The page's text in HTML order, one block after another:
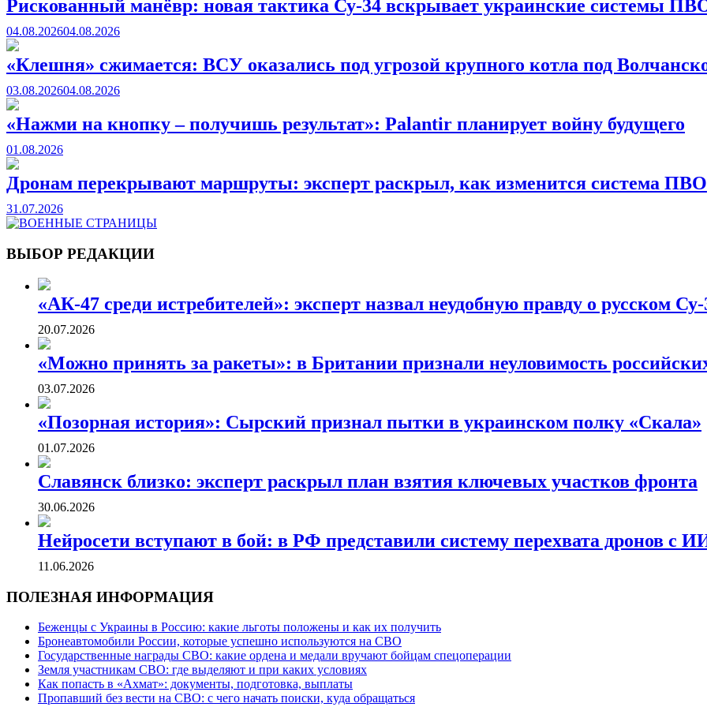
Рискованный манёвр: новая тактика Су-34 вскрывает украинские системы
04.08.202604.08.2026
«Клешня» сжимается: ВСУ оказались под угрозой крупного котла под
03.08.202604.08.2026
«Нажми на кнопку – получишь результат»: Palantir планирует войну будущего
01.08.2026
Дронам перекрывают маршруты: эксперт раскрыл, как изменится система ПВО
31.07.2026
ВОЕННЫЕ СТРАНИЦЫ
СТАТЬИ ВОЕННОЙ ТЕМАТИКИ
ВЫБОР РЕДАКЦИИ
«АК-47 среди истребителей»: эксперт назвал неудобную правду о русском Су-
20.07.2026
«Можно принять за ракеты»: в Британии признали неуловимость
03.07.2026
«Позорная история»: Сырский признал пытки в украинском полку «Скала»
01.07.2026
Славянск близко: эксперт раскрыл план взятия ключевых участков фронта
30.06.2026
Нейросети вступают в бой: в РФ представили систему перехвата дронов с
11.06.2026
ПОЛЕЗНАЯ ИНФОРМАЦИЯ
Беженцы с Украины в Россию: какие льготы положены и как их получить
Бронеавтомобили России, которые успешно используются на СВО
Государственные награды СВО: какие ордена и медали вручают бойцам спецоперации
Земля участникам СВО: где выделяют и при каких условиях
Как попасть в «Ахмат»: документы, подготовка, выплаты
Пропавший без вести на СВО: с чего начать поиски, куда обращаться